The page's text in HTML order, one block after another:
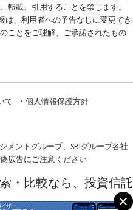
転載、引用することを禁じます。
は、利用者への予告なしに変更でき
ことをご理解、ご承諾されたもの
て ・ 個人情報保護方針
メントグループ、SBIグループ各社
広告にご注意ください
・比較なら、投資信託